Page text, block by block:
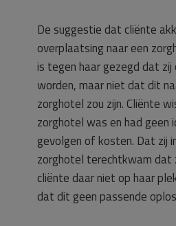
De suggestie dat cliënte
overplaatsing naar een
is tegen haar gezegd dat
worden, maar niet dat dit
zorghotel zou zijn. Cliënte
zorghotel was en had geen
gevolgen of kosten. Dat zij
zorghotel terechtkwam
cliënte daar niet op haar
dat dit geen passende